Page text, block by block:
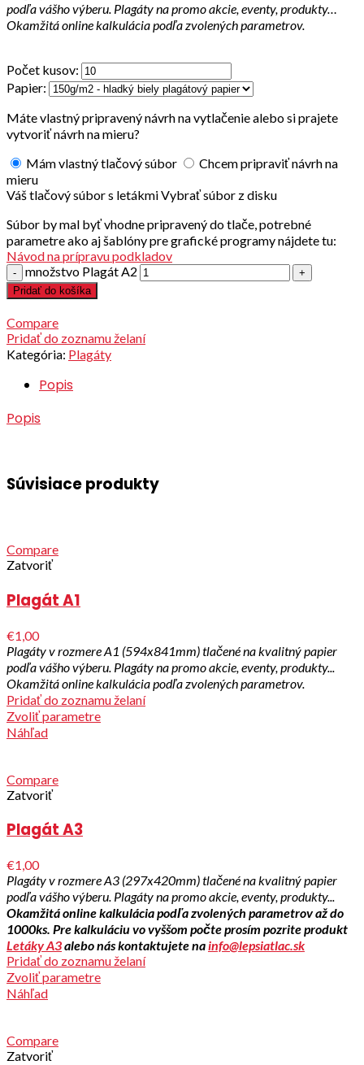
podľa vášho výberu. Plagáty na promo akcie, eventy, produkty…
Okamžitá online kalkulácia podľa zvolených parametrov.
Počet kusov:
Papier:
Máte vlastný pripravený návrh na vytlačenie alebo si prajete
vytvoriť návrh na mieru?
Mám vlastný tlačový súbor
Chcem pripraviť návrh na
mieru
Váš tlačový súbor s letákmiVybrať súbor z disku
Súbor by mal byť vhodne pripravený do tlače, potrebné
parametre ako aj šablóny pre grafické programy nájdete tu:
Návod na prípravu podkladov
množstvo Plagát A2
Pridať do košíka
Compare
Pridať do zoznamu želaní
Kategória: Plagáty
Popis
Popis
Súvisiace produkty
Compare
Zatvoriť
Plagát A1
€1,00
Plagáty v rozmere A1 (594x841mm) tlačené na kvalitný papier
podľa vášho výberu. Plagáty na promo akcie, eventy, produkty...
Okamžitá online kalkulácia podľa zvolených parametrov.
Pridať do zoznamu želaní
Zvoliť parametre
Náhľad
Compare
Zatvoriť
Plagát A3
€1,00
Plagáty v rozmere A3 (297x420mm) tlačené na kvalitný papier
podľa vášho výberu. Plagáty na promo akcie, eventy, produkty...
Okamžitá online kalkulácia podľa zvolených parametrov až do
1000ks. Pre kalkuláciu vo vyššom počte prosím pozrite produkt
Letáky A3alebo nás kontaktujete nainfo@lepsiatlac.sk
Pridať do zoznamu želaní
Zvoliť parametre
Náhľad
Compare
Zatvoriť